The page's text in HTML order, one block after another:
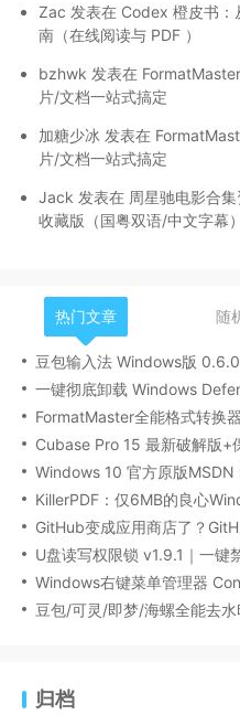
Zac 发表在 Codex 橙皮书：
南（在线阅读与 PDF ）
bzhwk 发表在
片/文档一站式搞定
加糖少冰 发表在
片/文档一站式搞定
Jack 发表在 周星驰电影合
收藏版（国粤双语/中文字幕）
热门文章 随
豆包输入法 Windows版
Cubase Pro 15 最新破解版+
Windows 10 官方原版MSDN
U盘读写权限锁 v1.9.1｜一键
归档